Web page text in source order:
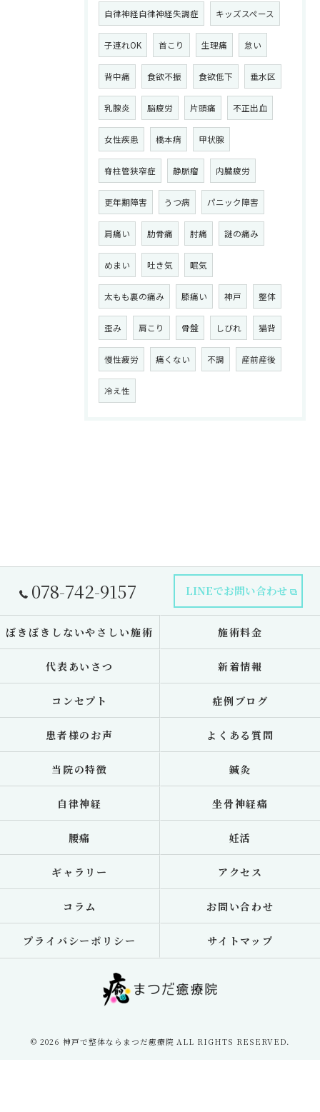
自律神経自律神経失調症 キッズスペース
子連れOK 首こり 生理痛 怠い
背中痛 食欲不振 食欲低下 垂水区
乳腺炎 脳疲労 片頭痛 不正出血
女性疾患 橋本病 甲状腺
脊柱管狭窄症 静脈瘤 内臓疲労
更年期障害 うつ病 パニック障害
肩痛い 肋骨痛 肘痛 謎の痛み
めまい 吐き気 眠気
太もも裏の痛み 膝痛い 神戸 整体
歪み 肩こり 骨盤 しびれ 猫背
慢性疲労 痛くない 不調 産前産後
冷え性
078-742-9157 LINEでお問い合わせ
ぼきぼきしないやさしい施術 施術料金
代表あいさつ 新着情報
コンセプト 症例ブログ
患者様のお声 よくある質問
当院の特徴 鍼灸
自律神経 坐骨神経痛
腰痛 妊活
ギャラリー アクセス
コラム お問い合わせ
プライバシーポリシー サイトマップ
© 2026 神戸で整体ならまつだ癒療院 ALL RIGHTS RESERVED.